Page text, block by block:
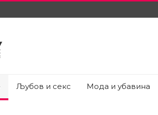
Љубов и секс Мода и убавина